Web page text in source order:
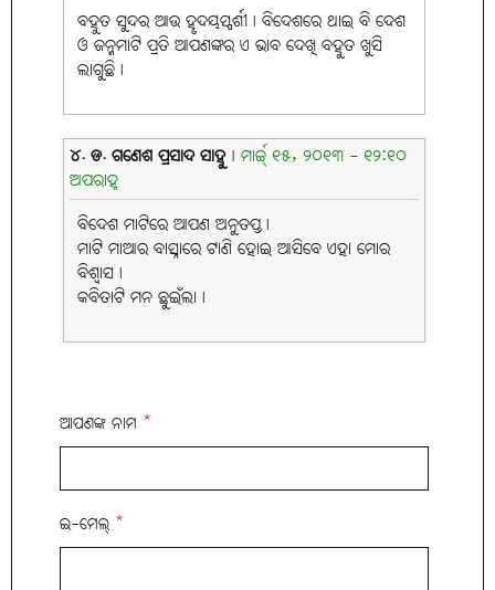
ବହୁତ ସୁନ୍ଦର ଆଉ ହୃଦୟସ୍ପର୍ଶୀ। ବିଦେଶରେ ଥାଇ ବି ଦେଶ
ଓ ଜନ୍ମମାଟି ପ୍ରତି ଆପଣଙ୍କର ଏ ଭାବ ଦେଖି ବହୁତ ଖୁସି
ଲାଗୁଛି।
୪. ଡ. ଗଣେଶ ପ୍ରସାଦ ସାହୁ| ମାର୍ଚ୍ଚ୍ ୧୫, ୨୦୧୩ - ୧୨:୧୦
ଅପରାହ୍ନ
ବିଦେଶ ମାଟିରେ ଆପଣ ଅନୁତପ୍ତ।
ମାଟି ମାଆର ବାସ୍ନାରେ ଟାଣି ହୋଇ ଆସିବେ ଏହା ମୋର
ବିଶ୍ବାସ।
କବିତାଟି ମନ ଛୁଇଁଲା।
ଆପଣଙ୍କ ନାମ *
ଇ-ମେଲ୍ *